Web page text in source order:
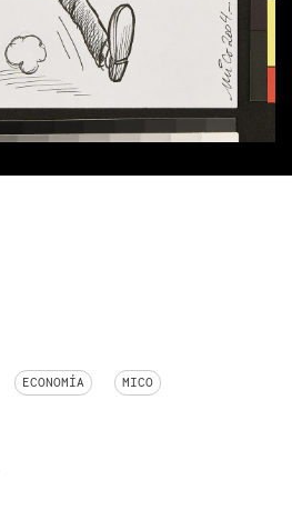
ECONOMÍA MICO